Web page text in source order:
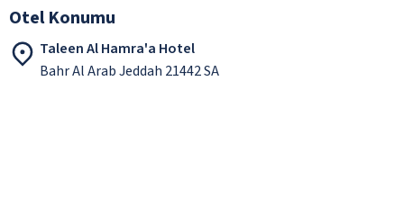
Otel Konumu
Taleen Al Hamra'a Hotel
Bahr Al Arab Jeddah 21442 SA